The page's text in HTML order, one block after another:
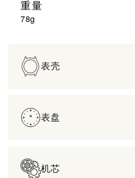
重量
78g
表壳
表盘
机芯